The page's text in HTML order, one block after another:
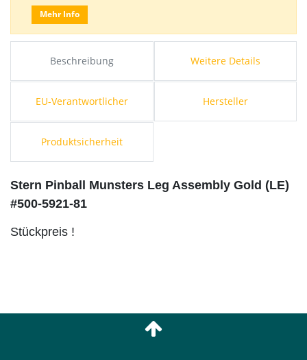
Beschreibung Weitere Details
EU-Verantwortlicher Hersteller
Produktsicherheit
Stern Pinball Munsters Leg Assembly Gold (LE)
#500-5921-81
Stückpreis !
Mehr Info